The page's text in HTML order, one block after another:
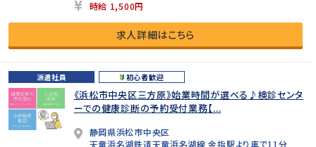
時給 1,500円
求人詳細はこちら
派遣社員 初心者歓迎
《浜松市中央区三方原》始業時間が選べる♪検診センタ
ーでの健康診断の予約受付業務【...
静岡県浜松市中央区
天竜浜名湖鉄道天竜浜名湖線 金指駅より車で11分